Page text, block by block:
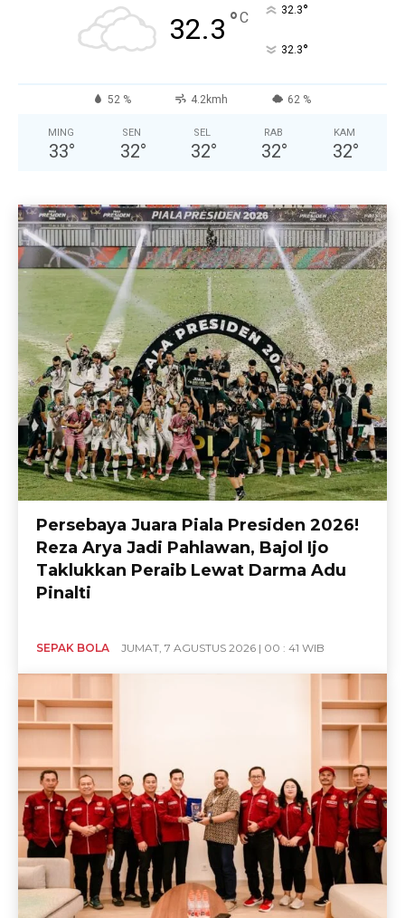
32.3 °C 32.3°
32.3°
52 % 4.2kmh 62 %
MING
33°
SEN
32°
SEL
32°
RAB
32°
KAM
32°
Persebaya Juara Piala Presiden 2026!
Reza Arya Jadi Pahlawan, Bajol Ijo
Taklukkan Peraib Lewat Darma Adu
Pinalti
SEPAK BOLA JUMAT, 7 AGUSTUS 2026 | 00 : 41 WIB